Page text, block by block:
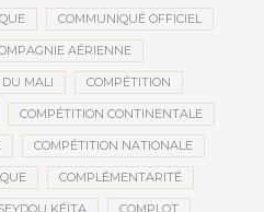
COMMUNIQUÉ OFFICIEL
AÉRIENNE
MALI COMPÉTITION
COMPÉTITION CONTINENTALE
COMPÉTITION NATIONALE
COMPLÉMENTARITÉ
KÉÏTA COMPLOT